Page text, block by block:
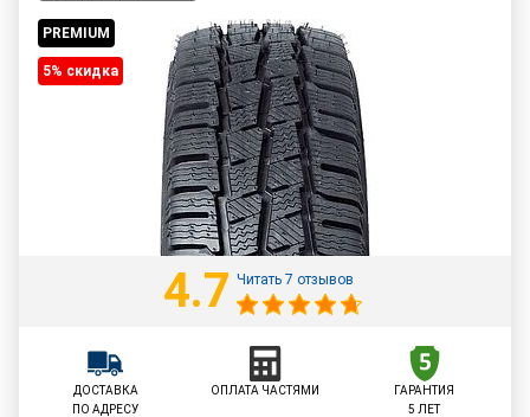
PREMIUM
5% cкидка
4.7 Читать 7 отзывов
ДОСТАВКА
ПО АДРЕСУ
ОПЛАТА ЧАСТЯМИ
ГАРАНТИЯ
5 ЛЕТ